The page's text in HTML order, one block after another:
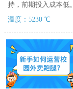
持，前期投入成本低。
温度：5230 ℃